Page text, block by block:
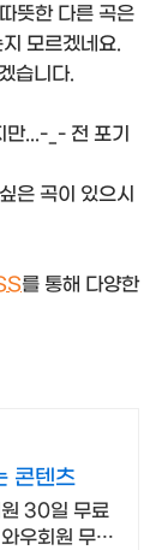
뜻한 다른 곡은
모르겠네요.
습니다.
...-_- 전 포기
은 곡이 있으시
를 통해 다양한
콘텐츠
원 30일 무료
우회원 무제